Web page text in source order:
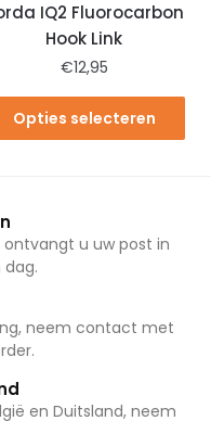
IQ2 Fluorocarbon
Hook Link
€12,95
Opties selecteren
u uw post in
neem contact met
en Duitsland, neem